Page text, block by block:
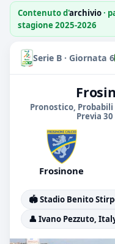
Contenuto d'archivio·
stagione 2025-2026
Serie B · Giornata 6
Pronostico,
Previa
Frosinone
🏟️ Stadio Benito
👤 Ivano Pezzuto,